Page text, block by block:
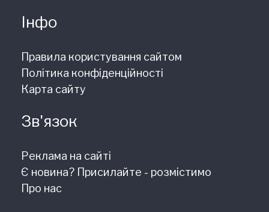
Інфо
Правила користування сайтом
Політика конфіденційності
Карта сайту
Зв'язок
Реклама на сайті
Є новина? Присилайте - розмістимо
Про нас